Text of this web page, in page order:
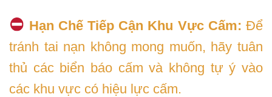
Hạn Chế Tiếp Cận Khu Vực Cấm: Để
tránh tai nạn không mong muốn, hãy tuân
thủ các biển báo cấm và không tự ý vào
các khu vực có hiệu lực cấm.